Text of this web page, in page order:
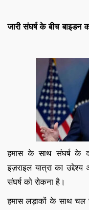
जारी संघर्ष के बीच बाइडन
हमास के साथ संघर्ष के
इज़राइल यात्रा का
संघर्ष को रोकना है।
हमास लड़ाकों के साथ चल